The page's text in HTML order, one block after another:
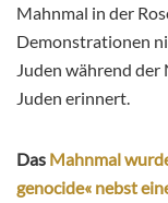
Mahnmal in der
Demonstrationen
Juden während
Juden erinnert.
Das Mahnmal
genocide« nebst